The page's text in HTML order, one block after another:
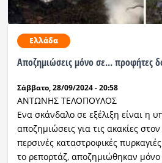
Ελλάδα
Αποζημιώσεις μόνο σε... προφήτες
Σάββατο, 28/09/2024 - 20:58
ΑΝΤΩΝΗΣ ΤΕΛΟΠΟΥΛΟΣ
Ενα σκάνδαλο σε εξέλιξη είναι η
αποζημιώσεις για τις ακακίες
περσινές καταστροφικές
το ρεπορτάζ, αποζημιώθηκαν μόνο